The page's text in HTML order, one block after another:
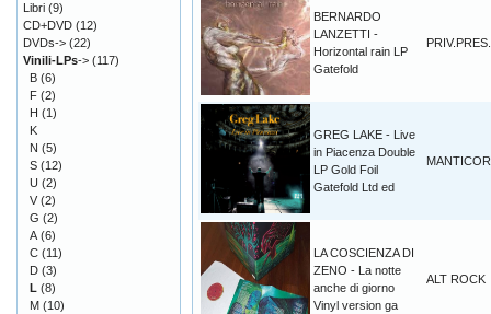
BERNARDO
LANZETTI -
Horizontal rain LP
Gatefold
PRIV.PRES.
GREG LAKE - Live
in Piacenza Double
LP Gold Foil
Gatefold Ltd ed
LA COSCIENZA DI
ZENO - La notte
anche di giorno
Vinyl version ga
ALT ROCK
Libri (9)
CD+DVD (12)
DVDs-> (22)
Vinili-LPs-> (117)
B (6)
F (2)
H (1)
K
N (5)
S (12)
U (2)
V (2)
G (2)
A (6)
C (11)
D (3)
L (8)
M (10)